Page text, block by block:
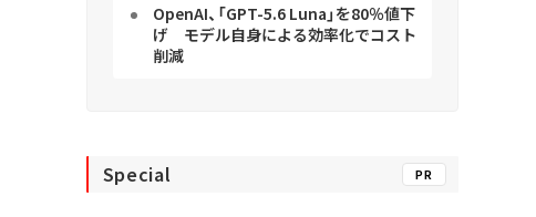
OpenAI、「GPT-5.6 Luna」を80％値下
げ モデル自身による効率化でコスト
削減
Special PR